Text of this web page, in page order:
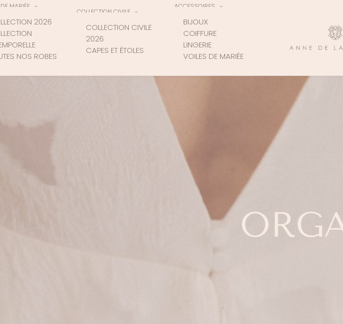
MARIÉE
2026
NOS ROBES
COLLECTION CIVILE
COLLECTION CIVILE
2026
CAPES ET ÉTOLES
ACCESSOIRES
BIJOUX
COIFFURE
LINGERIE
VOILES DE MARIÉE